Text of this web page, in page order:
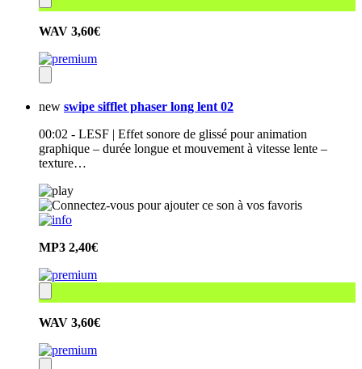
WAV 3,60€
new swipe sifflet phaser long lent 02
00:02 - LESF | Effet sonore de glissé pour animation
graphique – durée longue et mouvement à vitesse lente –
texture…
MP3 2,40€
WAV 3,60€